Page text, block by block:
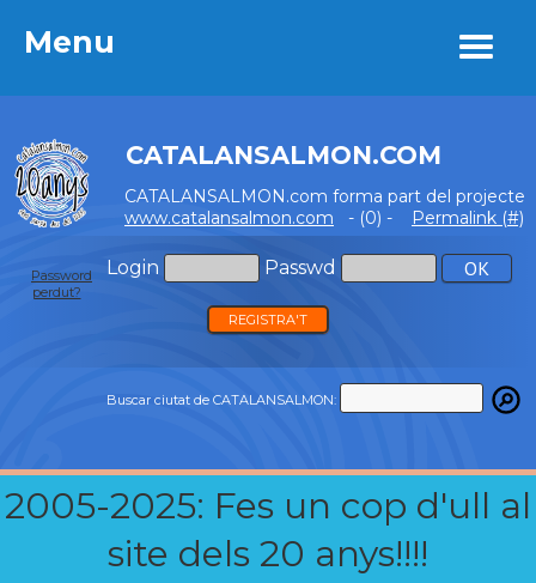
Menu
CATALANSALMON.COM
CATALANSALMON.com forma part del projecte
www.catalansalmon.com - (0) - Permalink (#)
Login Passwd
Password
perdut?
REGISTRA'T
Buscar ciutat de CATALANSALMON:
2005-2025: Fes un cop d'ull al
site dels 20 anys!!!!
Menu